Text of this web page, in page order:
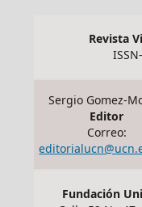
Revista
Sergio Gomez-
Editor
Correo:
Fundación